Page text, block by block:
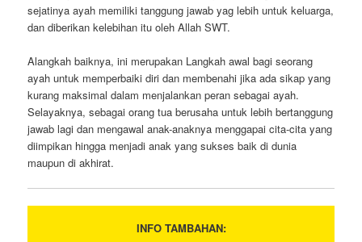
sejatinya ayah memiliki tanggung jawab yag lebih untuk keluarga,
dan diberikan kelebihan itu oleh Allah SWT.
Alangkah baiknya, ini merupakan Langkah awal bagi seorang
ayah untuk memperbaiki diri dan membenahi jika ada sikap yang
kurang maksimal dalam menjalankan peran sebagai ayah.
Selayaknya, sebagai orang tua berusaha untuk lebih bertanggung
jawab lagi dan mengawal anak-anaknya menggapai cita-cita yang
diimpikan hingga menjadi anak yang sukses baik di dunia
maupun di akhirat.
INFO TAMBAHAN: